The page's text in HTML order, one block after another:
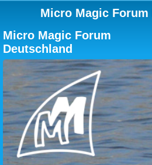
Micro Magic Forum
Micro Magic Forum
Deutschland